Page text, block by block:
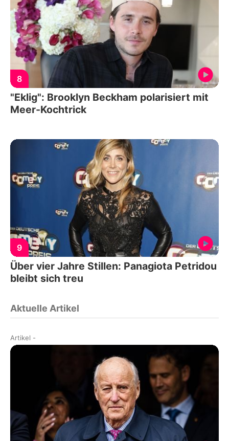
8
"Eklig": Brooklyn Beckham polarisiert mit
Meer-Kochtrick
9
Über vier Jahre Stillen: Panagiota Petridou
bleibt sich treu
Aktuelle Artikel
Artikel -